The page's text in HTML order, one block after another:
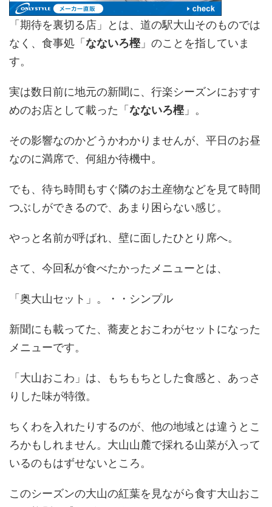
「期待を裏切る店」とは、道の駅大山そのものでは
なく、食事処「 なないろ樫」のことを指していま
す。
実は数日前に地元の新聞に、行楽シーズンにおすす
めのお店として載った「 なないろ樫」。
その影響なのかどうかわかりませんが、平日のお昼
なのに満席で、何組か待機中。
でも、待ち時間もすぐ隣のお土産物などを見て時間
つぶしができるので、あまり困らない感じ。
やっと名前が呼ばれ、壁に面したひとり席へ。
さて、今回私が食べたかったメニューとは、
「奥大山セット」。・・シンプル
新聞にも載ってた、蕎麦とおこわがセットになった
メニューです。
「大山おこわ」は、もちもちとした食感と、あっさ
りした味が特徴。
ちくわを入れたりするのが、他の地域とは違うとこ
ろかもしれません。大山山麓で採れる山菜が入って
いるのもはずせないところ。
このシーズンの大山の紅葉を見ながら食す大山おこ